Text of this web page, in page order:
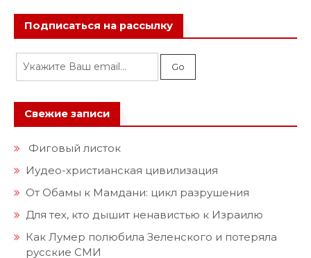
Подписаться на рассылку
Свежие записи
Фиговый листок
Иудео-христианская цивилизация
От Обамы к Мамдани: цикл разрушения
Для тех, кто дышит ненавистью к Израилю
Как Лумер полюбила Зеленского и потеряла
русские СМИ